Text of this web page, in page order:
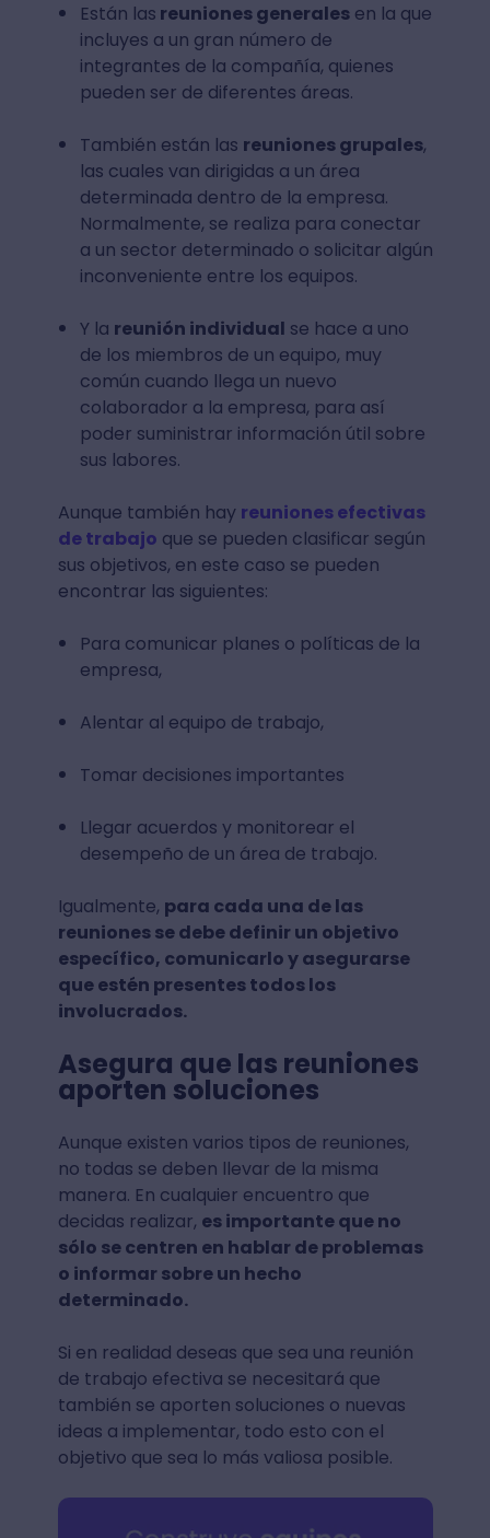
Están las reuniones generalesen la que
incluyes a un gran número de
integrantes de la compañía, quienes
pueden ser de diferentes áreas.
También están las reuniones grupales,
las cuales van dirigidas a un área
determinada dentro de la empresa.
Normalmente, se realiza para conectar
a un sector determinado o solicitar algún
inconveniente entre los equipos.
Y la reunión individual se hace a uno
de los miembros de un equipo, muy
común cuando llega un nuevo
colaborador a la empresa, para así
poder suministrar información útil sobre
sus labores.
Aunque también hay reuniones efectivas
de trabajo que se pueden clasificar según
sus objetivos, en este caso se pueden
encontrar las siguientes:
Para comunicar planes o políticas de la
empresa,
Alentar al equipo de trabajo,
Tomar decisiones importantes
Llegar acuerdos y monitorear el
desempeño de un área de trabajo.
Igualmente, para cada una de las
reuniones se debe definir un objetivo
específico, comunicarlo y asegurarse
que estén presentes todos los
involucrados.
Asegura que las reuniones
aporten soluciones
Aunque existen varios tipos de reuniones,
no todas se deben llevar de la misma
manera. En cualquier encuentro que
decidas realizar, es importante que no
sólo se centren en hablar de problemas
o informar sobre un hecho
determinado.
Si en realidad deseas que sea una reunión
de trabajo efectiva se necesitará que
también se aporten soluciones o nuevas
ideas a implementar, todo esto con el
objetivo que sea lo más valiosa posible.